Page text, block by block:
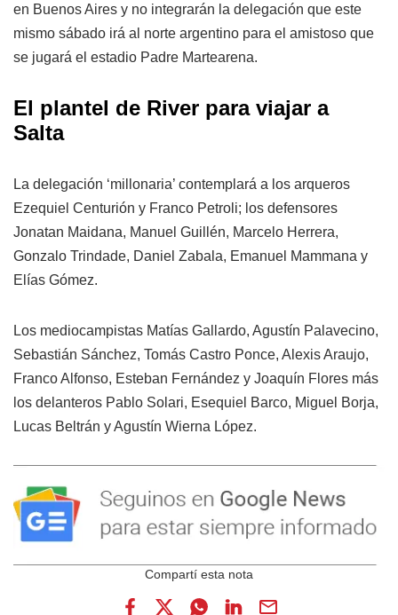
en Buenos Aires y no integrarán la delegación que este
mismo sábado irá al norte argentino para el amistoso que
se jugará el estadio Padre Martearena.
El plantel de River para viajar a
Salta
La delegación ‘millonaria’ contemplará a los arqueros
Ezequiel Centurión y Franco Petroli; los defensores
Jonatan Maidana, Manuel Guillén, Marcelo Herrera,
Gonzalo Trindade, Daniel Zabala, Emanuel Mammana y
Elías Gómez.
Los mediocampistas Matías Gallardo, Agustín Palavecino,
Sebastián Sánchez, Tomás Castro Ponce, Alexis Araujo,
Franco Alfonso, Esteban Fernández y Joaquín Flores más
los delanteros Pablo Solari, Esequiel Barco, Miguel Borja,
Lucas Beltrán y Agustín Wierna López.